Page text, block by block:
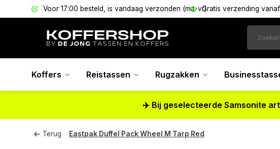
Voor 17:00 besteld, is vandaag verzonden (ma-vr)Gratis verzending
Koffers Reistassen Rugzakken
✈️ Bij geselecteerde Samsonite
Terug Eastpak Duffel Pack Wheel M Tarp Red